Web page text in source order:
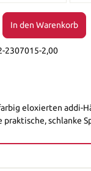
In den Warenkorb
2307015-2,00
eloxierten addi-
schlanke